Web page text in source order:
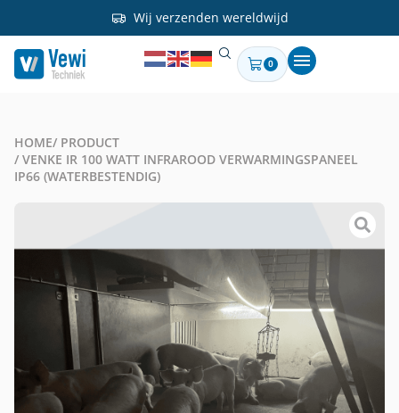
Wij verzenden wereldwijd
0
HOME/ PRODUCT
/ VENKE IR 100 WATT INFRAROOD VERWARMINGSPANEEL
IP66 (WATERBESTENDIG)